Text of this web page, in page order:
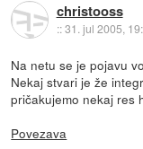
christooss
::31. jul 2005,
Na netu se je pojavu
Nekaj stvari je že
pričakujemo nekaj res
Povezava